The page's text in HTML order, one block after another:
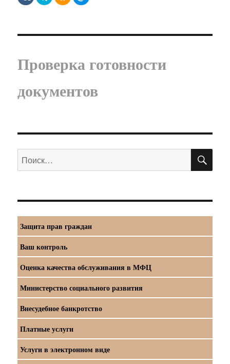
Проверка готовности
документов
Искать:
Защита прав граждан
Ваш контроль
Оценка качества обслуживания в МФЦ
Министерство социального развития
Внесудебное банкротство
Платные услуги
Услуги в электронном виде